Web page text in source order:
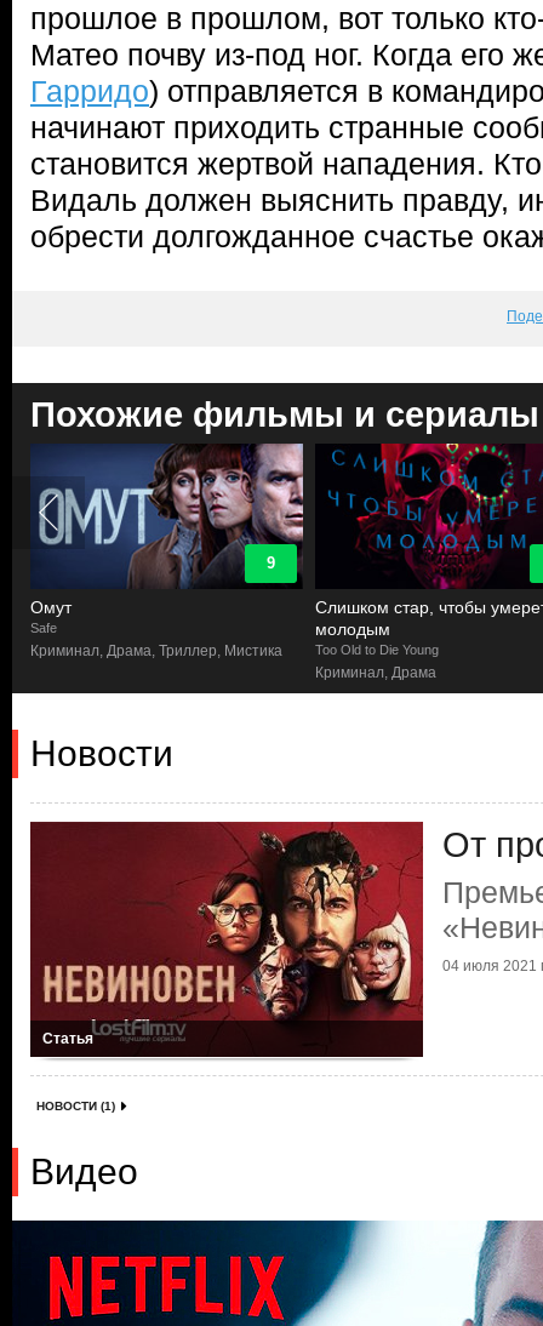
прошлое в прошлом, вот только
Матео почву из-под ног. Когда его
Гарридо) отправляется в
начинают приходить странные
становится жертвой нападения.
Видаль должен выяснить правду,
обрести долгожданное счастье
Похожие фильмы и сериалы
9
Омут
Safe
Криминал, Драма, Триллер, Мистика
Слишком стар, чтобы
молодым
Too Old to Die Young
Криминал, Драма
Новости
Статья
От
04 июля 2021
НОВОСТИ (1)
Видео